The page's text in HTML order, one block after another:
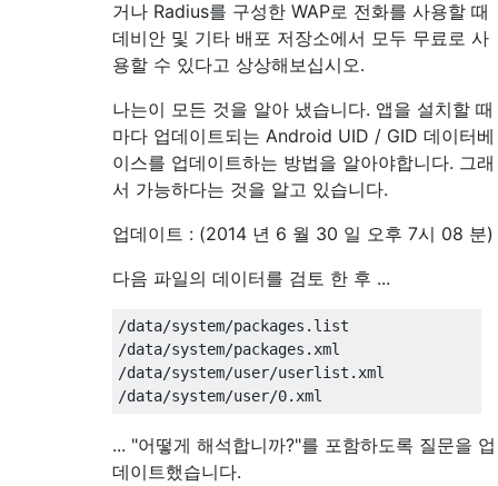
거나 Radius를 구성한 WAP로 전화를 사용할 때
데비안 및 기타 배포 저장소에서 모두 무료로 사
용할 수 있다고 상상해보십시오.
나는이 모든 것을 알아 냈습니다. 앱을 설치할 때
마다 업데이트되는 Android UID / GID 데이터베
이스를 업데이트하는 방법을 알아야합니다. 그래
서 가능하다는 것을 알고 있습니다.
업데이트 : (2014 년 6 월 30 일 오후 7시 08 분)
다음 파일의 데이터를 검토 한 후 ...
/data/system/packages.list
/data/system/packages.xml
/data/system/user/userlist.xml
... "어떻게 해석합니까?"를 포함하도록 질문을 업
데이트했습니다.